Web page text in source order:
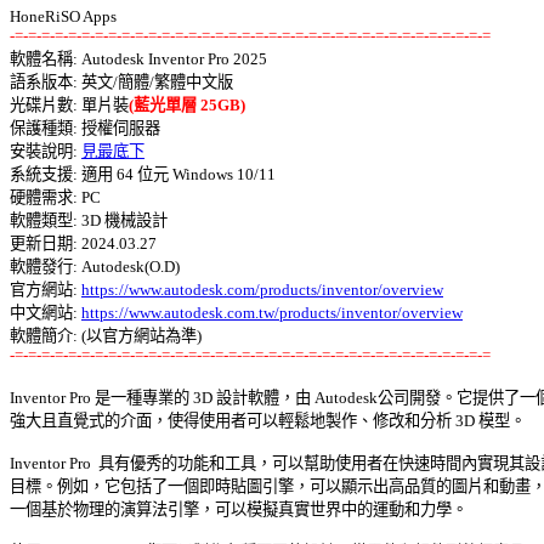
-=-=-=-=-=-=-=-=-=-=-=-=-=-=-=-=-=-=-=-=-=-=-=-=-=-=-=-=-=-=-=-=-=-=-=-=
軟體名稱: Autodesk Inventor Pro 2025
語系版本: 英文/簡體/繁體中文版
光碟片數: 單片裝(藍光單層 25GB)
保護種類: 授權伺服器
安裝說明: 見最底下
系統支援: 適用 64 位元 Windows 10/11
硬體需求: PC
軟體類型: 3D 機械設計
更新日期: 2024.03.27
軟體發行: Autodesk(O.D)
官方網站: https://www.autodesk.com/products/inventor/overview
中文網站: https://www.autodesk.com.tw/products/inventor/overview
-=-=-=-=-=-=-=-=-=-=-=-=-=-=-=-=-=-=-=-=-=-=-=-=-=-=-=-=-=-=-=-=-=-=-=-=
Inventor Pro 是一種專業的 3D 設計軟體，由 Autodesk公司開發。它提供了一
強大且直覺式的介面，使得使用者可以輕鬆地製作、修改和分析 3D 模型。
Inventor Pro  具有優秀的功能和工具，可以幫助使用者在快速時間內實現其設
目標。例如，它包括了一個即時貼圖引擎，可以顯示出高品質的圖片和動畫
一個基於物理的演算法引擎，可以模擬真實世界中的運動和力學。